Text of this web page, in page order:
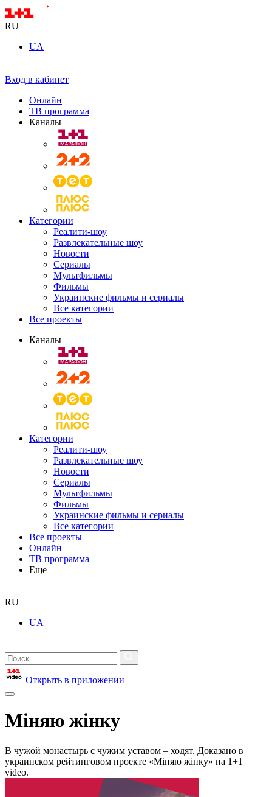
RU
UA
Вход в кабинет
Онлайн
ТВ программа
Каналы
Категории
Реалити-шоу
Развлекательные шоу
Новости
Сериалы
Мультфильмы
Фильмы
Украинские фильмы и сериалы
Все категории
Все проекты
Каналы
Категории
Реалити-шоу
Развлекательные шоу
Новости
Сериалы
Мультфильмы
Фильмы
Украинские фильмы и сериалы
Все категории
Все проекты
Онлайн
ТВ программа
Еще
RU
UA
Открыть в приложении
Міняю жінку
В чужой монастырь с чужим уставом – ходят. Доказано в
украинском рейтинговом проекте «Міняю жінку» на 1+1
video.